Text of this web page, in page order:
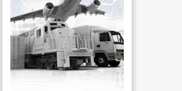
Подробнее ...